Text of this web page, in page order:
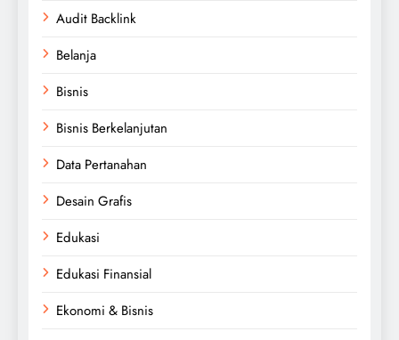
Audit Backlink
Belanja
Bisnis
Bisnis Berkelanjutan
Data Pertanahan
Desain Grafis
Edukasi
Edukasi Finansial
Ekonomi & Bisnis